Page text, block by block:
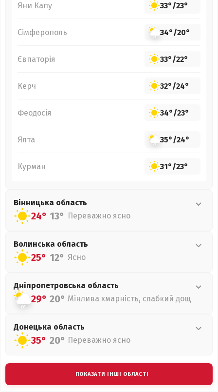
Яни Капу 33°/23°
Сімферополь 34°/20°
Євпаторія 33°/22°
Керч 32°/24°
Феодосія 34°/23°
Ялта 35°/24°
Курман 31°/23°
Вінницька область
24° 13° Переважно ясно
Волинська область
25° 12° Ясно
Дніпропетровська область
29° 20° Мінлива хмарність, слабкий дощ
Донецька область
35° 20° Переважно ясно
ПОКАЗАТИ ІНШІ ОБЛАСТІ